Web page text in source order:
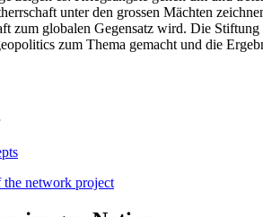
unter den grossen Mächten
zum globalen Gegensatz wird. Die
zum Thema gemacht und die
the network project